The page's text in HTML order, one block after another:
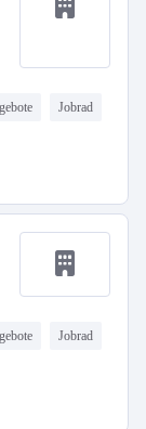
Jobrad
Jobrad